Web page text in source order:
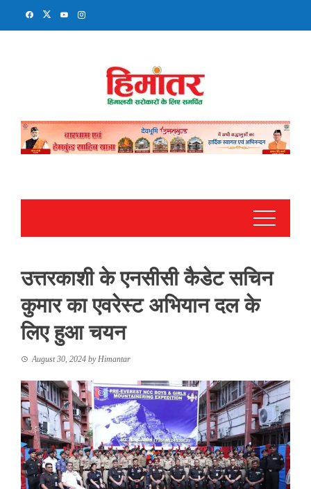
उत्तरकाशी के एनसीसी कैडेट सचिन
कुमार का एवरेस्ट अभियान दल के
लिए हुआ चयन
August 30, 2024 byHimantar